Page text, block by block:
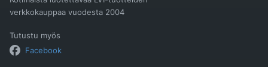
verkkokauppaa vuodesta 2004
Tutustu myös
Facebook